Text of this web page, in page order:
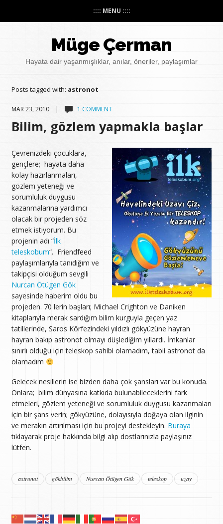
:::: MENU ::::
Müge Çerman
Hayata dair yaşanmışlıklar, anılar, öneriler, paylaşımlar
Posts tagged with: astronot
MAR 23, 2010 | 1 COMMENT
Bilim, gözlem yapmakla başlar
Çevrenizdeki çocuklara,
gençlere; hayata daha
kolay hazırlanmaları,
gözlem yeteneği ve
sorumluluk duygusu
kazanmalarına yardımcı
olacak bir projeden söz
etmek istiyorum. Bu
projenin adı “İlk
teleskobum“. Friendfeed
paylaşımlarıyla tanıdığım ve
takipçisi olduğum sevgili
Nurcan Ötügen Gök
sayesinde haberim oldu bu
projeden. 70 lerin başları; Michael Crighton ve Daniken
kitaplarıyla merak sardığım bilim kurguyla geçen yaz
tatillerinde, Saros Körfezindeki yıldızlı gökyüzüne hayran
hayran bakıp astronot olmayı düşlediğim yıllardı. İmkanlar
sınırlı olduğu için teleskop sahibi olamadım, tabii astronot da
olamadım
Gelecek nesillerin ise bizden daha çok şansları var bu konuda.
Onlara; bilim dünyasına katkıda bulunabileceklerini fark
etmeleri, gözlem yeteneği ve sorumluluk duygusu kazanmaları
için bir şans verin; gökyüzüne, dolayısıyla doğaya olan ilginin
ve merakın artırılması için bu projeyi destekleyin. Buraya
tıklayarak proje hakkında bilgi alıp dostlarınızla paylaşınız
lütfen.
astronot gökbilim Nurcan Ötügen Gök teleskop uzay